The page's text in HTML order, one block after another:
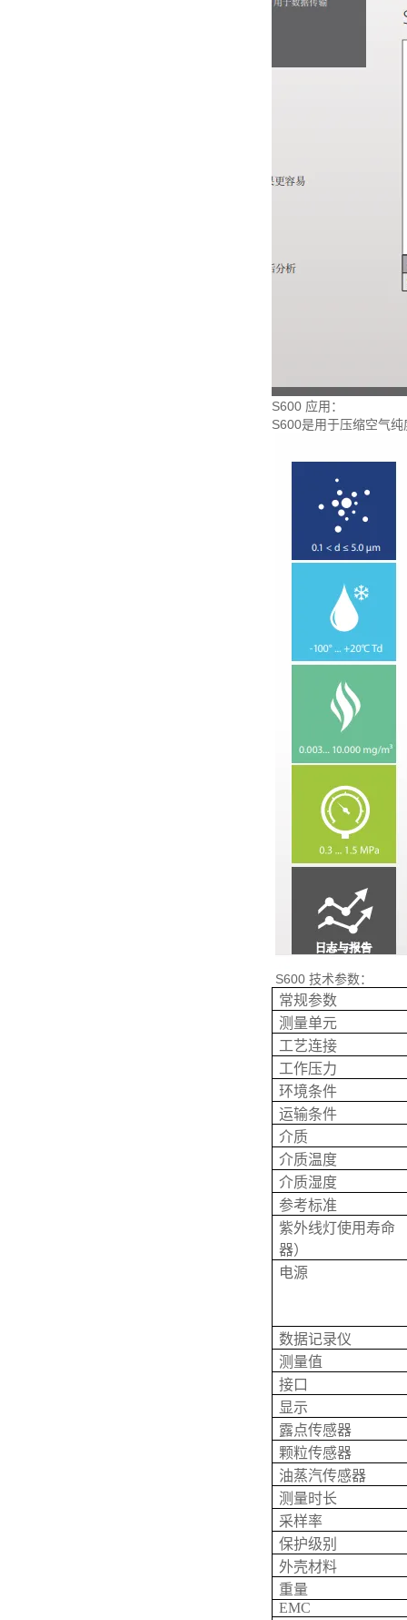
S600 应用：
S600是用于压缩空气
S600 技术参数：
常规参数
测量单元
工艺连接
工作压力
环境条件
运输条件
介质
介质温度
介质湿度
参考标准
紫外线灯使用寿命
器）
电源
数据记录仪
测量值
接口
显示
露点传感器
颗粒传感器
油蒸汽传感器
测量时长
采样率
保护级别
外壳材料
重量
EMC